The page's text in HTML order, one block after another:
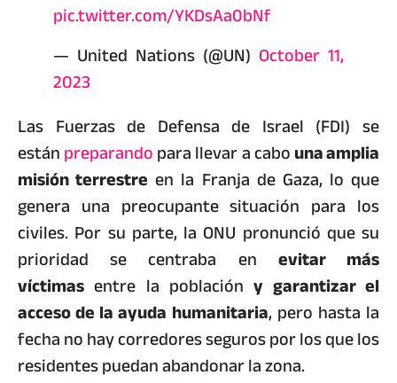
pic.twitter.com/YKDsAa0bNf
— United Nations (@UN) October 11,
2023
Las Fuerzas de Defensa de Israel (FDI) se
estánpreparandopara llevar a cabouna amplia
misión terrestre en la Franja de Gaza, lo que
genera una preocupante situación para los
civiles. Por su parte, la ONU pronunció que su
prioridad se centraba en evitar más
víctimas entre la poblacióny garantizar el
acceso de la ayuda humanitaria, pero hasta la
fecha no hay corredores seguros por los que los
residentes puedan abandonar la zona.